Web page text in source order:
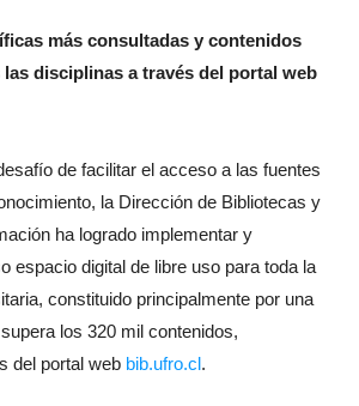
más consultadas y contenidos
disciplinas a través del portal web
de facilitar el acceso a las fuentes
la Dirección de Bibliotecas y
ha logrado implementar y
espacio digital de libre uso para toda la
constituido principalmente por una
los 320 mil contenidos,
del portal web bib.ufro.cl.